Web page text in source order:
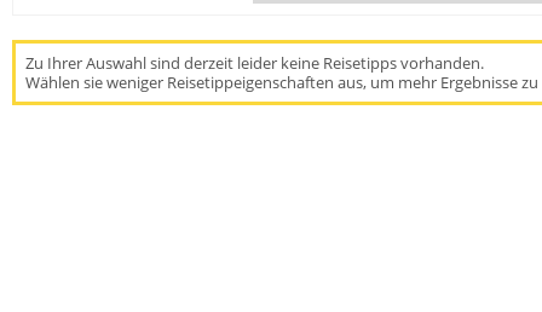
Zu Ihrer Auswahl sind derzeit leider keine Reisetipps vorhanden.
Wählen sie weniger Reisetippeigenschaften aus, um mehr Ergebnisse